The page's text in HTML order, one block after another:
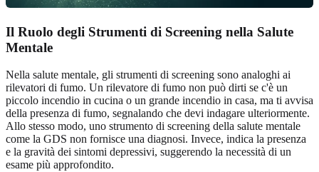
Il Ruolo degli Strumenti di Screening nella Salute
Mentale
Nella salute mentale, gli strumenti di screening sono analoghi ai
rilevatori di fumo. Un rilevatore di fumo non può dirti se c'è un
piccolo incendio in cucina o un grande incendio in casa, ma ti avvisa
della presenza di fumo, segnalando che devi indagare ulteriormente.
Allo stesso modo, uno strumento di screening della salute mentale
come la GDS non fornisce una diagnosi. Invece, indica la presenza
e la gravità dei sintomi depressivi, suggerendo la necessità di un
esame più approfondito.